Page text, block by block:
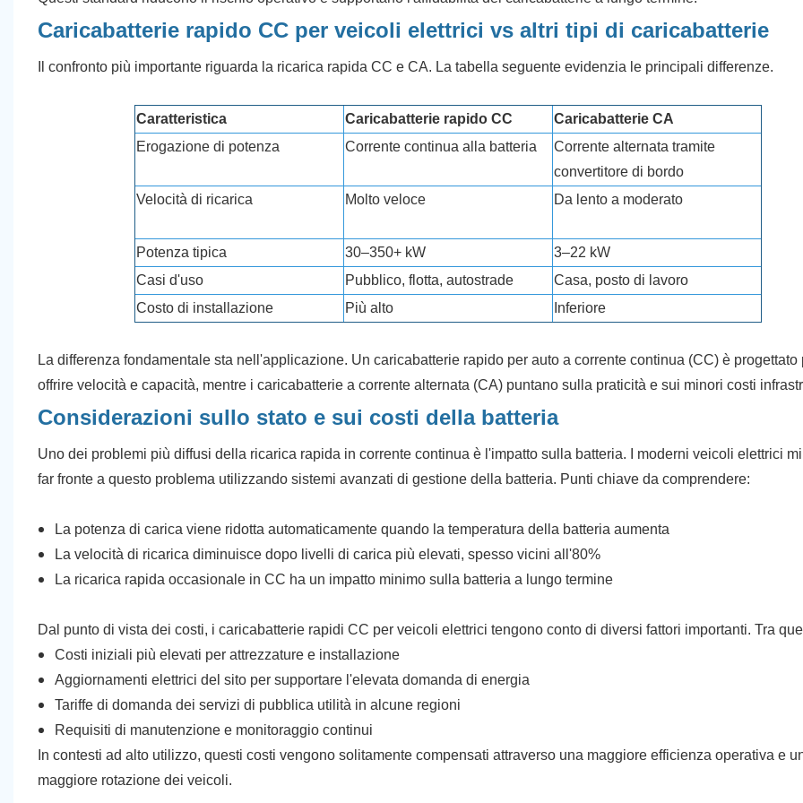
Caricabatterie rapido CC per veicoli elettrici vs altri tipi di caricabatterie
Il confronto più importante riguarda la ricarica rapida CC e CA. La tabella seguente evidenzia le principali differenze.
Caratteristica Caricabatterie rapido CC
Caricabatterie CA
Erogazione di potenza
Corrente continua alla batteria
Corrente alternata tramite
convertitore di bordo
Velocità di ricarica
Molto veloce Da lento a moderato
Potenza tipica 30–350+ kW
3–22 kW
Casi d'uso
Pubblico, flotta, autostrade
Casa, posto di lavoro
Costo di installazione
Più alto Inferiore
La differenza fondamentale sta nell'applicazione. Un caricabatterie rapido per auto a corrente continua (CC) è progettato
offrire velocità e capacità, mentre i caricabatterie a corrente alternata (CA) puntano sulla praticità e sui minori costi
Considerazioni sullo stato e sui costi della batteria
Uno dei problemi più diffusi della ricarica rapida in corrente continua è l'impatto sulla batteria. I moderni veicoli elettrici
far fronte a questo problema utilizzando sistemi avanzati di gestione della batteria. Punti chiave da comprendere:
La potenza di carica viene ridotta automaticamente quando la temperatura della batteria aumenta
La velocità di ricarica diminuisce dopo livelli di carica più elevati, spesso vicini all'80%
La ricarica rapida occasionale in CC ha un impatto minimo sulla batteria a lungo termine
Dal punto di vista dei costi, i caricabatterie rapidi CC per veicoli elettrici tengono conto di diversi fattori importanti. Tra
Costi iniziali più elevati per attrezzature e installazione
Aggiornamenti elettrici del sito per supportare l'elevata domanda di energia
Tariffe di domanda dei servizi di pubblica utilità in alcune regioni
Requisiti di manutenzione e monitoraggio continui
In contesti ad alto utilizzo, questi costi vengono solitamente compensati attraverso una maggiore efficienza operativa e
maggiore rotazione dei veicoli.